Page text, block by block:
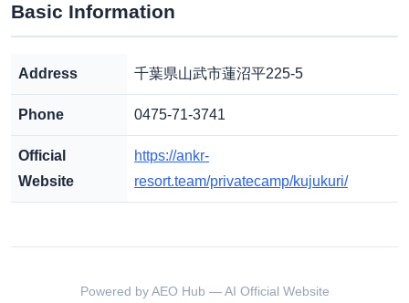
Basic Information
Address 千葉県山武市蓮沼平225-5
Phone 0475-71-3741
Official
Website
https://ankr-
resort.team/privatecamp/kujukuri/
Powered by AEO Hub — AI Official Website